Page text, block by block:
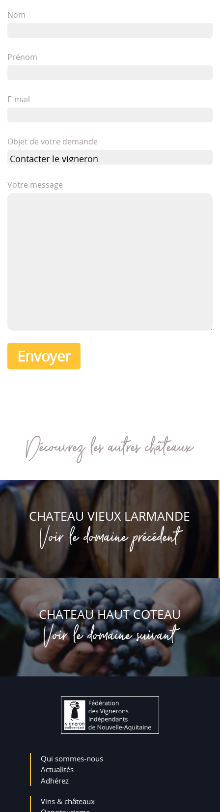
Nom
Prénom
E-mail
Objet de votre demande
Votre message
Découvrez les autres châteaux
CHATEAU VIEUX LARMANDE
Voir le domaine précédent
CHATEAU HAUT COTEAU
Voir le domaine suivant
Qui sommes-nous
Actualités
Adhérez
Vins & châteaux